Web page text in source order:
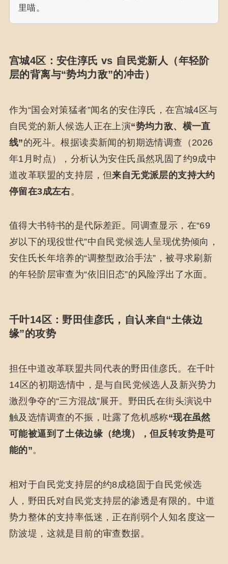
里喵。
宫城4区：安住淳氏 vs 自民党新人（年轻阶
层的背离与“势均力敌”的冲击）
作为“国会对策猛者”闻名的安住淳氏，在宫城4区与
自民党的新人候选人正在上演“势均力敌、横一直
线”的死斗。根据读卖新闻的初期选情调查（2026
年1月时点），分析认为安住氏虽然巩固了约9成中
道改革联盟的支持层，但来自无党派层的支持大约
停留在3成左右。
值得大书特书的是代际差距。同调查显示，在“69
岁以下的现役世代”中自民党候选人呈现优势倾向，
安住氏长年培养的“调整型政治手法”，被寻求刷新
的年轻阶层审查为“依旧旧态”的风险浮出了水面。
千叶14区：野田佳彦氏，自认来自“土俵边
缘”的攻势
担任中道改革联盟共同代表的野田佳彦氏。在千叶
14区的初期选情中，是与自民党候选人及新兴势力
激烈争夺的“三方混战”展开。野田氏在街头演说中
触及选情调查的不振，吐露了危机感称“现在虽然
可能被逼到了土俵边缘（绝境），但反转攻势是可
能的”。
相对于自民党支持层的约8成稳固于自民党候选
人，野田氏对自民党支持层的渗透是有限的。中道
势力整体的支持率低迷，正在削弱个人知名度这一
防波堤，这就是目前的审查数据。